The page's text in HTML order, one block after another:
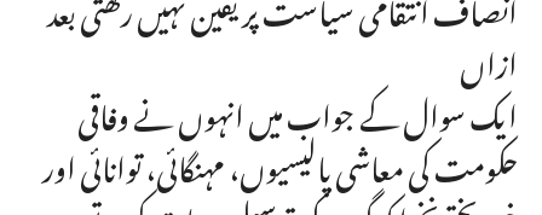
ازاں
ایک سوال کے جواب میں انہوں نے وفاقی
حکومت کی معاشی پالیسیوں، مہنگائی، توانائی اور